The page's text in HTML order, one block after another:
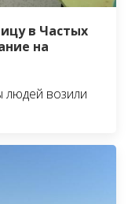
в Частых
на
людей возили